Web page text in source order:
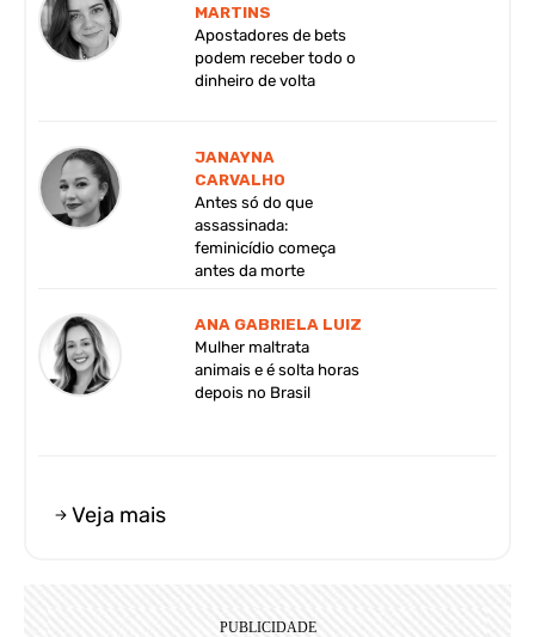
MARTINS
Apostadores de bets
podem receber todo o
dinheiro de volta
JANAYNA
CARVALHO
Antes só do que
assassinada:
feminicídio começa
antes da morte
ANA GABRIELA LUIZ
Mulher maltrata
animais e é solta horas
depois no Brasil
Veja mais